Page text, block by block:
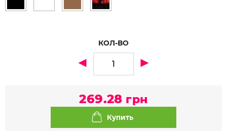
КОЛ-ВО
269.28 грн